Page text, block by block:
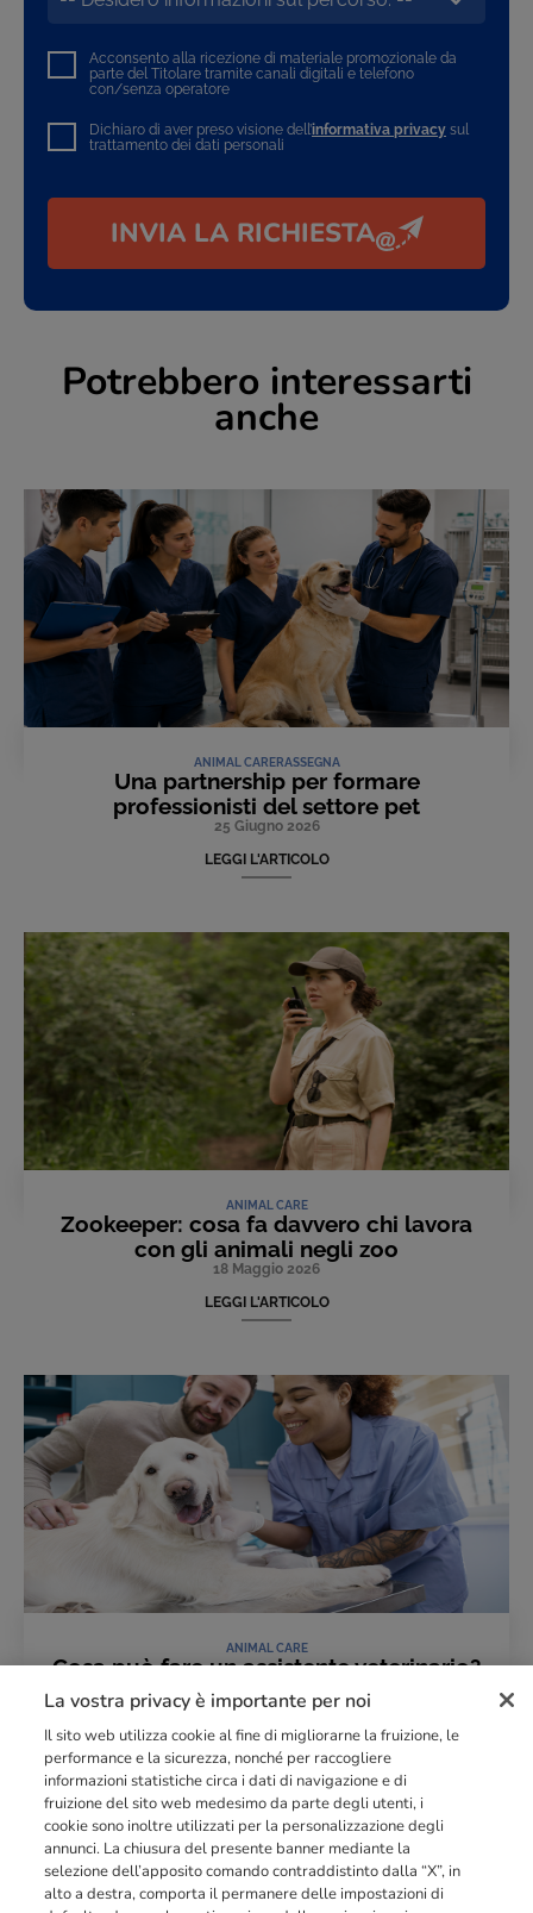
Acconsento alla ricezione di materiale promozionale da
parte del Titolare tramite canali digitali e telefono
con/senza operatore
Dichiaro di aver preso visione dell’informativa privacy sul
trattamento dei dati personali
INVIA LA RICHIESTA
Potrebbero interessarti
anche
ANIMAL CARERASSEGNA
Una partnership per formare
professionisti del settore pet
25 Giugno 2026
LEGGI L'ARTICOLO
ANIMAL CARE
Zookeeper: cosa fa davvero chi lavora
con gli animali negli zoo
18 Maggio 2026
LEGGI L'ARTICOLO
ANIMAL CARE
Cosa può fare un assistente veterinario?
Mansioni, limiti e competenze
13 Maggio 2026
LEGGI L'ARTICOLO
Punto di riferimento didimensione europeanellaformazione
professionale orientata al mercato del lavoro con più di140.000 studenti
raggiunti e formati all’anno tra Spagna, Portogallo e Italia.
La vostra privacy è importante per noi
Il sito web utilizza cookie al fine di migliorarne la fruizione, le
performance e la sicurezza, nonché per raccogliere
informazioni statistiche circa i dati di navigazione e di
fruizione del sito web medesimo da parte degli utenti, i
cookie sono inoltre utilizzati per la personalizzazione degli
annunci. La chiusura del presente banner mediante la
selezione dell’apposito comando contraddistinto dalla “X”, in
alto a destra, comporta il permanere delle impostazioni di